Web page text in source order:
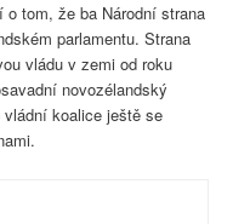
tom, že ba Národní strana
parlamentu. Strana
vládu v zemi od roku
novozélandský
koalice ještě se